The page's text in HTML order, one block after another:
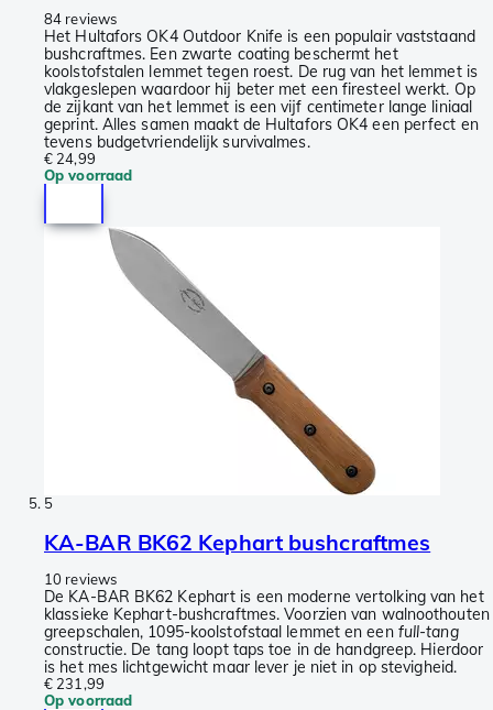
84 reviews
Het Hultafors OK4 Outdoor Knife is een populair vaststaand
bushcraftmes. Een zwarte coating beschermt het
koolstofstalen lemmet tegen roest. De rug van het lemmet is
vlakgeslepen waardoor hij beter met een firesteel werkt. Op
de zijkant van het lemmet is een vijf centimeter lange liniaal
geprint. Alles samen maakt de Hultafors OK4 een perfect en
tevens budgetvriendelijk survivalmes.
€ 24,99
Op voorraad
5
KA-BAR BK62 Kephart bushcraftmes
10 reviews
De KA-BAR BK62 Kephart is een moderne vertolking van het
klassieke Kephart-bushcraftmes. Voorzien van walnoothouten
greepschalen, 1095-koolstofstaal lemmet en een full-tang
constructie. De tang loopt taps toe in de handgreep. Hierdoor
is het mes lichtgewicht maar lever je niet in op stevigheid.
€ 231,99
Op voorraad